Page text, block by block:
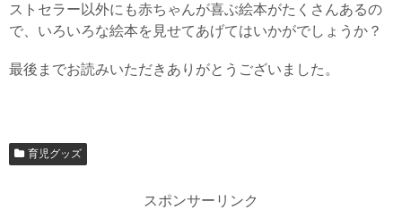
ストセラー以外にも赤ちゃんが喜ぶ絵本がたくさんあるの
で、いろいろな絵本を見せてあげてはいかがでしょうか？
最後までお読みいただきありがとうございました。
育児グッズ
スポンサーリンク